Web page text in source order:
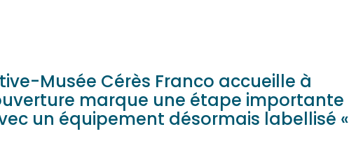
Musée Cérès Franco accueille à
marque une étape importante
un équipement désormais labellisé «